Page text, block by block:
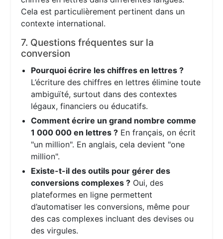
Cela est particulièrement pertinent dans un
contexte international.
7. Questions fréquentes sur la
conversion
Pourquoi écrire les chiffres en lettres ?
L’écriture des chiffres en lettres élimine toute
ambiguïté, surtout dans des contextes
légaux, financiers ou éducatifs.
Comment écrire un grand nombre comme
1 000 000 en lettres ? En français, on écrit
"un million". En anglais, cela devient "one
million".
Existe-t-il des outils pour gérer des
conversions complexes ? Oui, des
plateformes en ligne permettent
d’automatiser les conversions, même pour
des cas complexes incluant des devises ou
des virgules.